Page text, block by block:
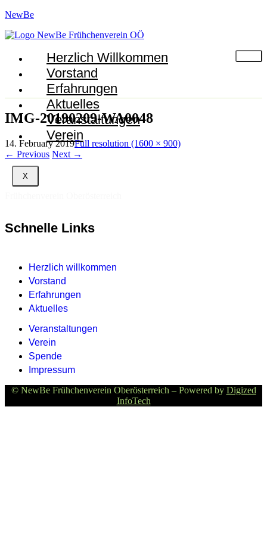
NewBe
Herzlich Willkommen
Vorstand
Erfahrungen
Aktuelles
Veranstaltungen
Verein
X
IMG-20190209-WA0048
14. February 2019Full resolution (1600 × 900)
← Previous Next →
Schnelle Links
Herzlich willkommen
Vorstand
Erfahrungen
Aktuelles
Veranstaltungen
Verein
Spende
Impressum
© NewBe Frühchenverein Oberösterreich – Powered by Digized
InfoTech